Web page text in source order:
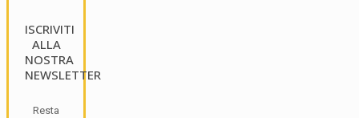
ISCRIVITI
ALLA
NOSTRA
NEWSLETTER
Resta